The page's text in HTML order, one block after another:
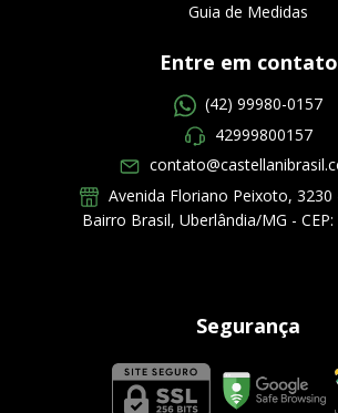
Guia de Medidas
Entre em contato
(42) 99980-0157
42999800157
Avenida Floriano Peixoto, 3230
Bairro Brasil, Uberlândia/MG -
Segurança